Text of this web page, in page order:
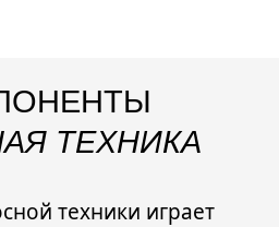
ТЕХНИКА
техники играет